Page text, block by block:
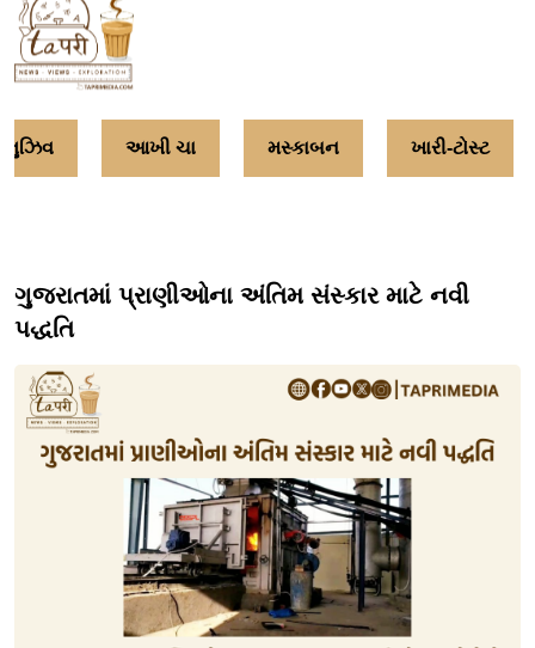
આખી ચા મસ્કાબન ખારી-ટોસ્ટ
ગુજરાતમાં પ્રાણીઓના અંતિમ સંસ્કાર માટે નવી
પદ્ધતિ